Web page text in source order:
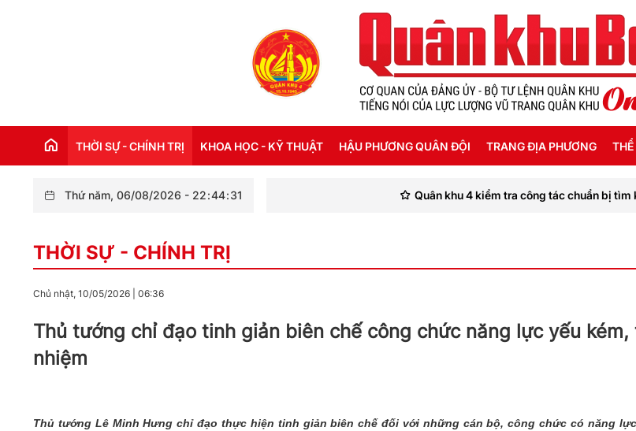
THỜI SỰ - CHÍNH TRỊ
THỜI SỰ QUỐC TẾ
KỶ NIỆM 110 NĂM NGÀY BÁC HỒ RA ĐI
05/6/2021)
QUÂN KHU 4 (15/10/1945 - 15/10/2020)
KHOA HỌC - KỸ THUẬT HẬU PHƯƠNG QUÂN ĐỘI TRANG ĐỊA PHƯƠNG
QUẢNG TRỊ
THỂ
Thứ năm, 06/08/2026 - 22:44:32 Quân khu 4 kiểm tra công tác chuẩn bị tìm
THỜI SỰ - CHÍNH TRỊ
Chủ nhật, 10/05/2026 06:36
Thủ tướng chỉ đạo tinh giản biên chế công chức năng lực yếu
nhiệm
Thủ tướng Lê Minh Hưng chỉ đạo thực hiện tinh giản biên chế đối với những cán bộ, công chức có năng